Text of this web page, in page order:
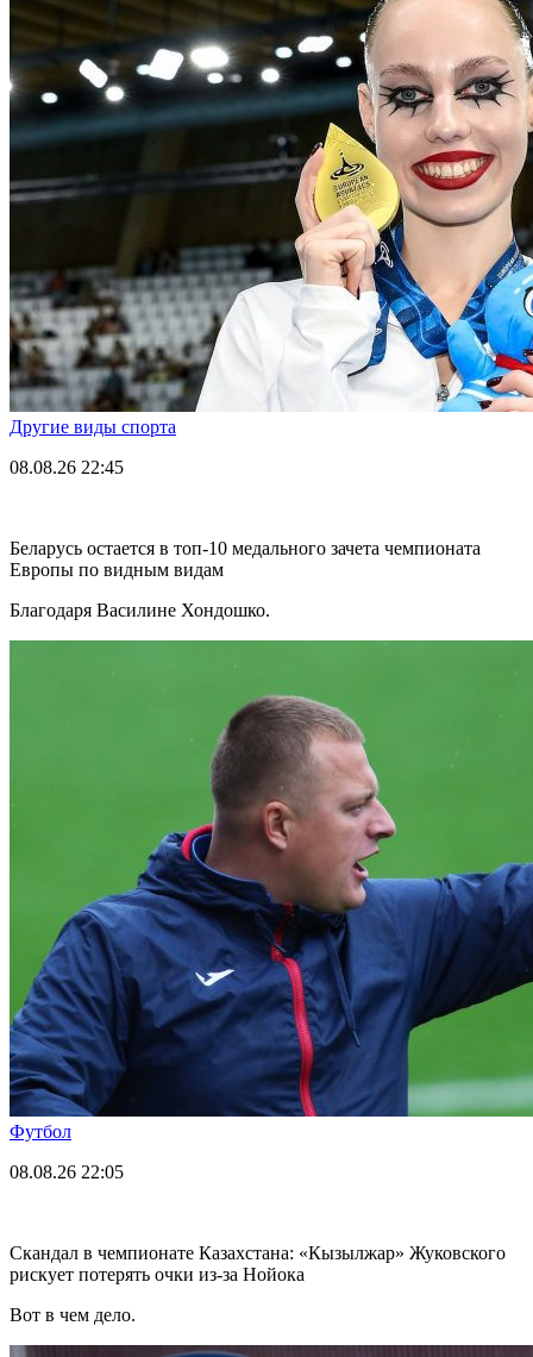
Другие виды спорта
08.08.26 22:45
Беларусь остается в топ-10 медального зачета чемпионата
Европы по видным видам
Благодаря Василине Хондошко.
Футбол
08.08.26 22:05
Скандал в чемпионате Казахстана: «Кызылжар» Жуковского
рискует потерять очки из-за Нойока
Вот в чем дело.